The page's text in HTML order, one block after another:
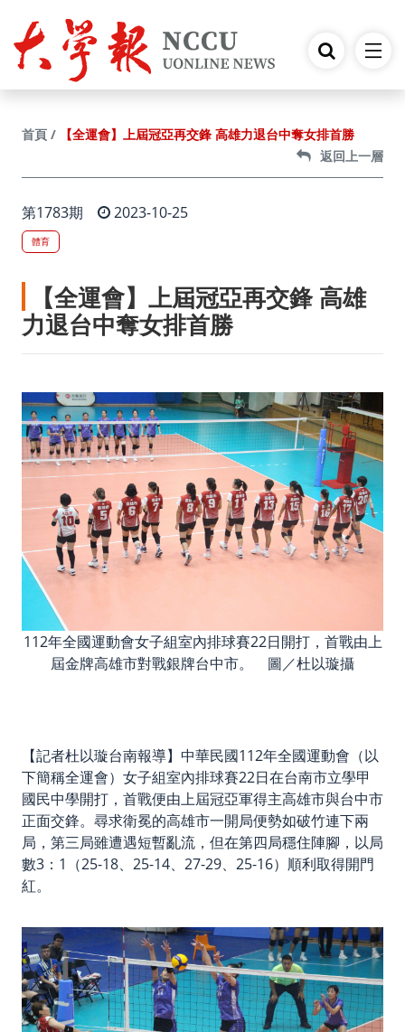
首頁
【全運會】上屆冠亞再交鋒 高雄力退台中奪女排首勝
返回上一層
第1783期 2023-10-25
體育
【全運會】上屆冠亞再交鋒 高雄
力退台中奪女排首勝
112年全國運動會女子組室內排球賽22日開打，首戰由上
屆金牌高雄市對戰銀牌台中市。 圖／杜以璇攝
【記者杜以璇台南報導】中華民國112年全國運動會（以
下簡稱全運會）女子組室內排球賽22日在台南市立學甲
國民中學開打，首戰便由上屆冠亞軍得主高雄市與台中市
正面交鋒。尋求衛冕的高雄市一開局便勢如破竹連下兩
局，第三局雖遭遇短暫亂流，但在第四局穩住陣腳，以局
數3：1（25-18、25-14、27-29、25-16）順利取得開門
紅。